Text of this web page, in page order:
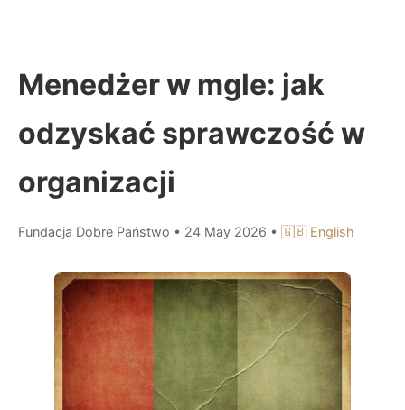
Menedżer w mgle: jak
odzyskać sprawczość w
organizacji
Fundacja Dobre Państwo • 24 May 2026 • 🇬🇧 English